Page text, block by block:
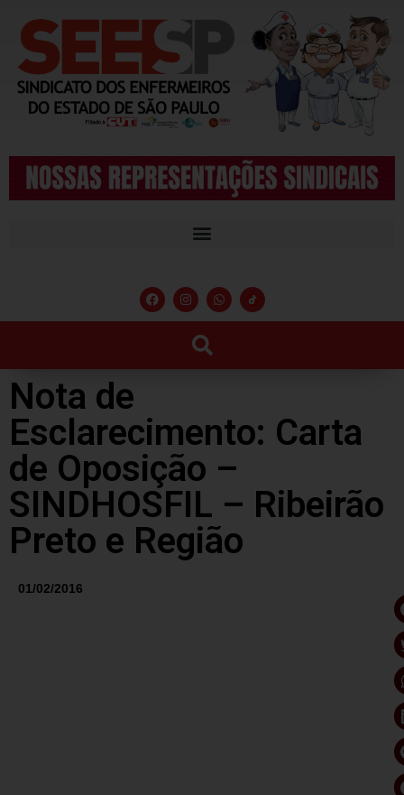
Nota de
Esclarecimento: Carta
de Oposição –
SINDHOSFIL – Ribeirão
Preto e Região
01/02/2016